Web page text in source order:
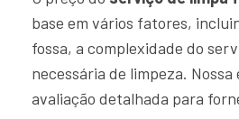
base em vários fatores,
fossa, a complexidade do
necessária de limpeza.
avaliação detalhada para